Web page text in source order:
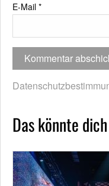
E-Mail *
Das könnte